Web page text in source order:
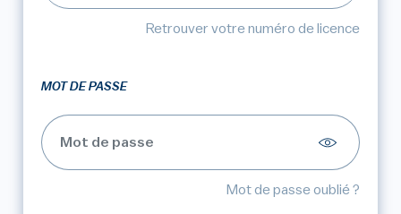
Retrouver votre numéro de licence
MOT DE PASSE
Mot de passe oublié ?